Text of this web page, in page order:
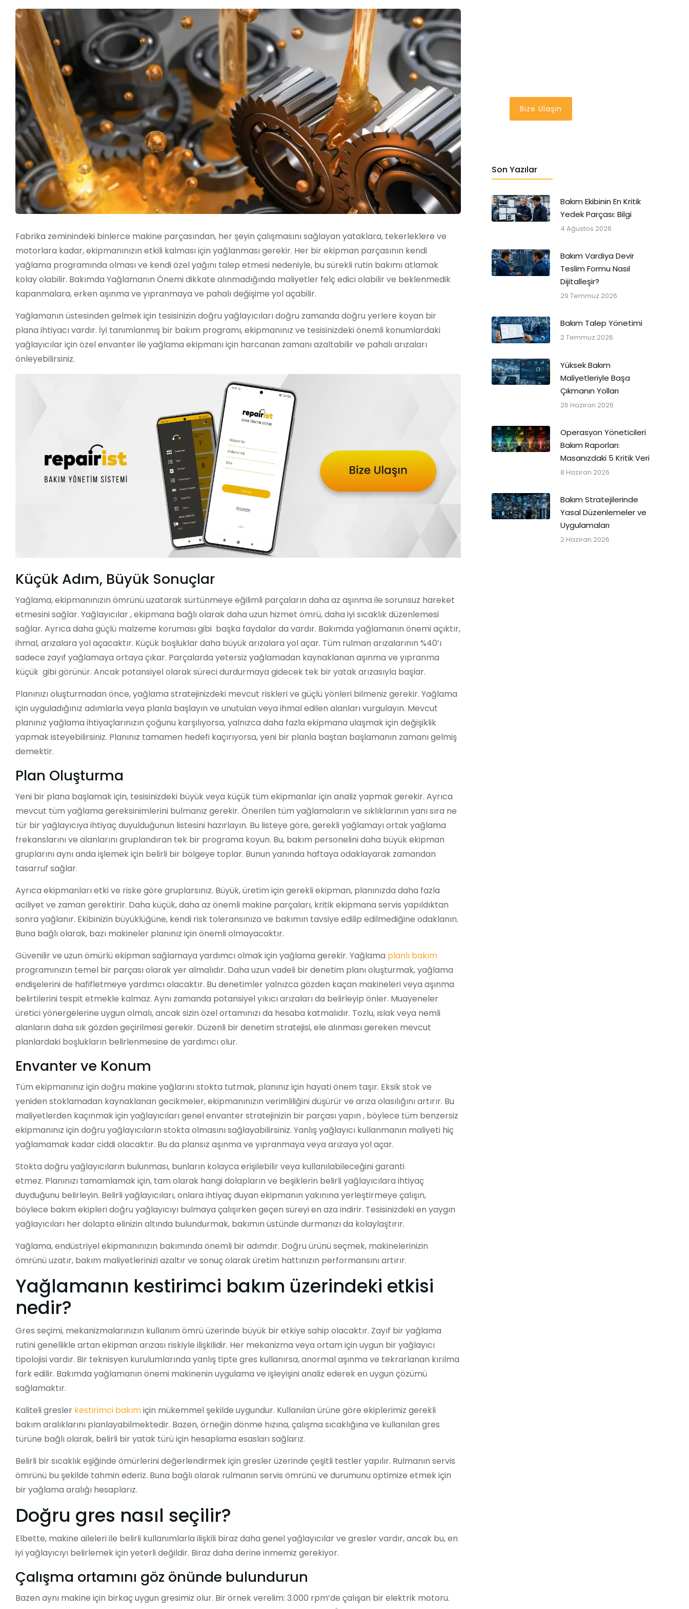
Fabrika zeminindeki binlerce makine parçasından, her şeyin çalışmasını sağlayan yataklara, tekerleklere ve
motorlara kadar, ekipmanınızın etkili kalması için yağlanması gerekir. Her bir ekipman parçasının kendi
yağlama programında olması ve kendi özel yağını talep etmesi nedeniyle, bu sürekli rutin bakımı atlamak
kolay olabilir. Bakımda Yağlamanın Önemi dikkate alınmadığında maliyetler felç edici olabilir ve beklenmedik
kapanmalara, erken aşınma ve yıpranmaya ve pahalı değişime yol açabilir.
Yağlamanın üstesinden gelmek için tesisinizin doğru yağlayıcıları doğru zamanda doğru yerlere koyan bir
plana ihtiyacı vardır. İyi tanımlanmış bir bakım programı, ekipmanınız ve tesisinizdeki önemli konumlardaki
yağlayıcılar için özel envanter ile yağlama ekipmanı için harcanan zamanı azaltabilir ve pahalı arızaları
önleyebilirsiniz.
Küçük Adım, Büyük Sonuçlar
Yağlama, ekipmanınızın ömrünü uzatarak sürtünmeye eğilimli parçaların daha az aşınma ile sorunsuz hareket
etmesini sağlar. Yağlayıcılar , ekipmana bağlı olarak daha uzun hizmet ömrü, daha iyi sıcaklık düzenlemesi
sağlar. Ayrıca daha güçlü malzeme koruması gibi başka faydalar da vardır. Bakımda yağlamanın önemi açıktır,
ihmal, arızalara yol açacaktır. Küçük boşluklar daha büyük arızalara yol açar. Tüm rulman arızalarının %40’ı
sadece zayıf yağlamaya ortaya çıkar. Parçalarda yetersiz yağlamadan kaynaklanan aşınma ve yıpranma
küçük gibi görünür. Ancak potansiyel olarak süreci durdurmaya gidecek tek bir yatak arızasıyla başlar.
Planınızı oluşturmadan önce, yağlama stratejinizdeki mevcut riskleri ve güçlü yönleri bilmeniz gerekir. Yağlama
için uyguladığınız adımlarla veya planla başlayın ve unutulan veya ihmal edilen alanları vurgulayın. Mevcut
planınız yağlama ihtiyaçlarınızın çoğunu karşılıyorsa, yalnızca daha fazla ekipmana ulaşmak için değişiklik
yapmak isteyebilirsiniz. Planınız tamamen hedefi kaçırıyorsa, yeni bir planla baştan başlamanın zamanı gelmiş
demektir.
Plan Oluşturma
Yeni bir plana başlamak için, tesisinizdeki büyük veya küçük tüm ekipmanlar için analiz yapmak gerekir. Ayrıca
mevcut tüm yağlama gereksinimlerini bulmanız gerekir. Önerilen tüm yağlamaların ve sıklıklarının yanı sıra ne
tür bir yağlayıcıya ihtiyaç duyulduğunun listesini hazırlayın. Bu listeye göre, gerekli yağlamayı ortak yağlama
frekanslarını ve alanlarını gruplandıran tek bir programa koyun. Bu, bakım personelini daha büyük ekipman
gruplarını aynı anda işlemek için belirli bir bölgeye toplar. Bunun yanında haftaya odaklayarak zamandan
tasarruf sağlar.
Ayrıca ekipmanları etki ve riske göre gruplarsınız. Büyük, üretim için gerekli ekipman, planınızda daha fazla
aciliyet ve zaman gerektirir. Daha küçük, daha az önemli makine parçaları, kritik ekipmana servis yapıldıktan
sonra yağlanır. Ekibinizin büyüklüğüne, kendi risk toleransınıza ve bakımın tavsiye edilip edilmediğine odaklanın.
Buna bağlı olarak, bazı makineler planınız için önemli olmayacaktır.
Güvenilir ve uzun ömürlü ekipman sağlamaya yardımcı olmak için yağlama gerekir. Yağlama planlı bakım
programınızın temel bir parçası olarak yer almalıdır. Daha uzun vadeli bir denetim planı oluşturmak, yağlama
endişelerini de hafifletmeye yardımcı olacaktır. Bu denetimler yalnızca gözden kaçan makineleri veya aşınma
belirtilerini tespit etmekle kalmaz. Aynı zamanda potansiyel yıkıcı arızaları da belirleyip önler. Muayeneler
üretici yönergelerine uygun olmalı, ancak sizin özel ortamınızı da hesaba katmalıdır. Tozlu, ıslak veya nemli
alanların daha sık gözden geçirilmesi gerekir. Düzenli bir denetim stratejisi, ele alınması gereken mevcut
planlardaki boşlukların belirlenmesine de yardımcı olur.
Envanter ve Konum
Tüm ekipmanınız için doğru makine yağlarını stokta tutmak, planınız için hayati önem taşır. Eksik stok ve
yeniden stoklamadan kaynaklanan gecikmeler, ekipmanınızın verimliliğini düşürür ve arıza olasılığını artırır. Bu
maliyetlerden kaçınmak için yağlayıcıları genel envanter stratejinizin bir parçası yapın , böylece tüm benzersiz
ekipmanınız için doğru yağlayıcıların stokta olmasını sağlayabilirsiniz. Yanlış yağlayıcı kullanmanın maliyeti hiç
yağlamamak kadar ciddi olacaktır. Bu da plansız aşınma ve yıpranmaya veya arızaya yol açar.
Stokta doğru yağlayıcıların bulunması, bunların kolayca erişilebilir veya kullanılabileceğini garanti
etmez. Planınızı tamamlamak için, tam olarak hangi dolapların ve beşiklerin belirli yağlayıcılara ihtiyaç
duyduğunu belirleyin. Belirli yağlayıcıları, onlara ihtiyaç duyan ekipmanın yakınına yerleştirmeye çalışın,
böylece bakım ekipleri doğru yağlayıcıyı bulmaya çalışırken geçen süreyi en aza indirir. Tesisinizdeki en yaygın
yağlayıcıları her dolapta elinizin altında bulundurmak, bakımın üstünde durmanızı da kolaylaştırır.
Yağlama, endüstriyel ekipmanınızın bakımında önemli bir adımdır. Doğru ürünü seçmek, makinelerinizin
ömrünü uzatır, bakım maliyetlerinizi azaltır ve sonuç olarak üretim hattınızın performansını artırır.
Yağlamanın kestirimci bakım üzerindeki etkisi
nedir?
Gres seçimi, mekanizmalarınızın kullanım ömrü üzerinde büyük bir etkiye sahip olacaktır. Zayıf bir yağlama
rutini genellikle artan ekipman arızası riskiyle ilişkilidir. Her mekanizma veya ortam için uygun bir yağlayıcı
tipolojisi vardır. Bir teknisyen kurulumlarında yanlış tipte gres kullanırsa, anormal aşınma ve tekrarlanan kırılma
fark edilir. Bakımda yağlamanın önemi makinenin uygulama ve işleyişini analiz ederek en uygun çözümü
sağlamaktır.
Kaliteli gresler kestirimci bakımiçin mükemmel şekilde uygundur. Kullanılan ürüne göre ekiplerimiz gerekli
bakım aralıklarını planlayabilmektedir. Bazen, örneğin dönme hızına, çalışma sıcaklığına ve kullanılan gres
türüne bağlı olarak, belirli bir yatak türü için hesaplama esasları sağlarız.
Belirli bir sıcaklık eşiğinde ömürlerini değerlendirmek için gresler üzerinde çeşitli testler yapılır. Rulmanın servis
ömrünü bu şekilde tahmin ederiz. Buna bağlı olarak rulmanın servis ömrünü ve durumunu optimize etmek için
bir yağlama aralığı hesaplarız.
Doğru gres nasıl seçilir?
Elbette, makine aileleri ile belirli kullanımlarla ilişkili biraz daha genel yağlayıcılar ve gresler vardır, ancak bu, en
iyi yağlayıcıyı belirlemek için yeterli değildir. Biraz daha derine inmemiz gerekiyor.
Çalışma ortamını göz önünde bulundurun
Bazen aynı makine için birkaç uygun gresimiz olur. Bir örnek verelim: 3.000 rpm’de çalışan bir elektrik motoru.
Bize Ulaşın
Son Yazılar
Bakım Ekibinin En Kritik
Yedek Parçası: Bilgi
4 Ağustos 2026
Bakım Vardiya Devir
Teslim Formu Nasıl
Dijitalleşir?
29 Temmuz 2026
Bakım Talep Yönetimi
2 Temmuz 2026
Yüksek Bakım
Maliyetleriyle Başa
Çıkmanın Yolları
26 Haziran 2026
Operasyon Yöneticileri
Bakım Raporları:
Masanızdaki 5 Kritik Veri
8 Haziran 2026
Bakım Stratejilerinde
Yasal Düzenlemeler ve
Uygulamaları
2 Haziran 2026